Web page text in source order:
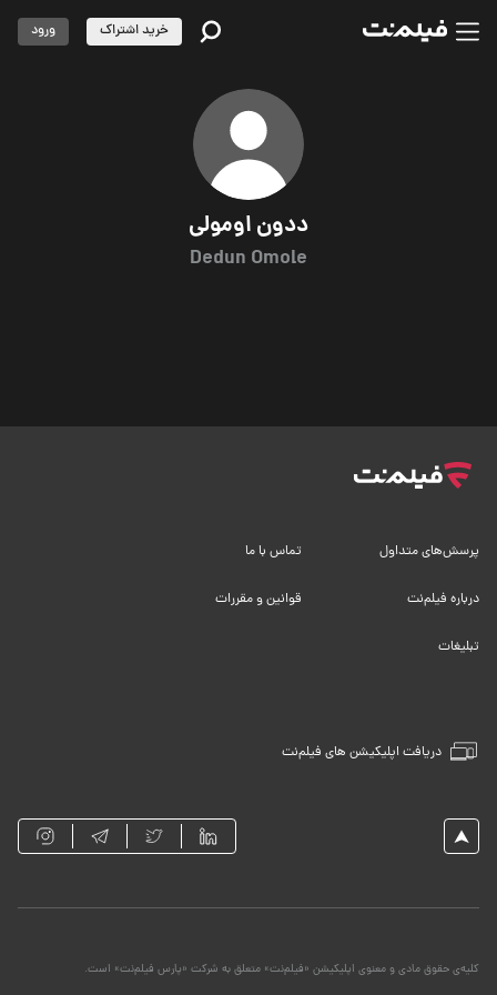
ددون اومولی
Dedun Omole
خرید اشتراک ورود
دریافت اپلیکیشن های فیلم‌نت
پرسش‌های متداول تماس با ما
درباره فیلم‌نت قوانین و مقررات
تبلیغات
کلیه‌ی حقوق مادی و معنوی اپلیکیشن «فیلم‌نت» متعلق به شرکت «پارس فیلم‌نت» است.